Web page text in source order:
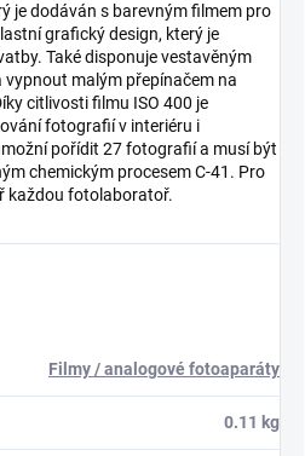
je dodáván s barevným filmem pro
grafický design, který je
Také disponuje vestavěným
vypnout malým přepínačem na
citlivosti filmu ISO 400 je
fotografií v interiéru i
pořídit 27 fotografií a musí být
chemickým procesem C-41. Pro
každou fotolaboratoř.
Filmy / analogové fotoaparáty
0.11 kg